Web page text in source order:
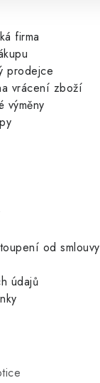
firma
prodejce
vrácení zboží
výměny
od smlouvy
údajů